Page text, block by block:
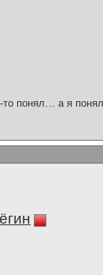
понял… а я